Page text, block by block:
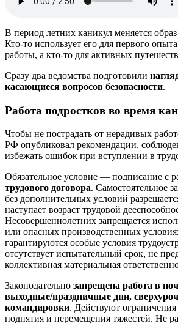
В период летних каникул меняется
Кто-то использует его для первого
работы, а кто-то для активных
Сразу два ведомства подготовили
касающиеся вопросов безопасности.
Работа подростков во время
Чтобы не пострадать от нерадивых
РФ опубликовал рекомендации,
избежать ошибок при вступлении в
Обязательное условие — подписание с
трудового договора. Самостоятельное
без дополнительных условий
наступает возраст трудовой
Несовершеннолетних запрещается
или опасных производственных
гарантируются особые условия
отсутствует испытательный срок, не
коллективная материальная
Законодательно запрещена работа в
выходные/праздничные дни,
командировки. Действуют
поднятия и перемещения тяжестей. Не